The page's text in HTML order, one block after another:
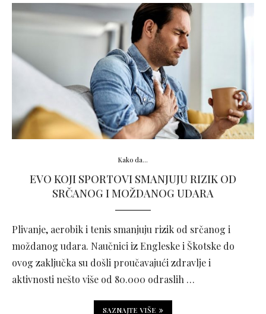
Kako da...
EVO KOJI SPORTOVI SMANJUJU RIZIK OD
SRČANOG I MOŽDANOG UDARA
Plivanje, aerobik i tenis smanjuju rizik od srčanog i
moždanog udara. Naučnici iz Engleske i Škotske do
ovog zaključka su došli proučavajući zdravlje i
aktivnosti nešto više od 80.000 odraslih …
SAZNAJTE VIŠE